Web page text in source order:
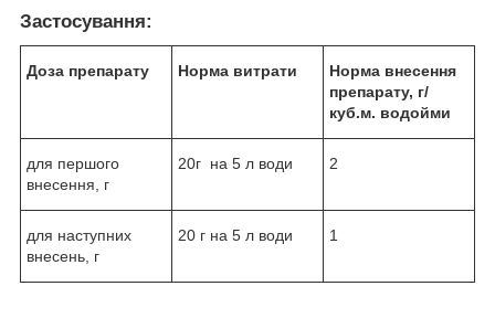
Застосування:
Доза препарату Норма витрати
Норма внесення
препарату, г/
куб.м. водойми
для першого
внесення, г
20г на 5 л води 2
для наступних
внесень, г
20 г на 5 л води 1